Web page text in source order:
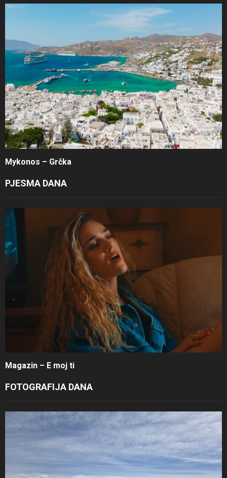
Mykonos – Grčka
PJESMA DANA
Magazin – E moj ti
FOTOGRAFIJA DANA